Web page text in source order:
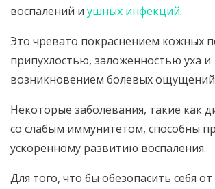
воспалений и ушных инфекций.
Это чревато покраснением кожных
припухлостью, заложенностью уха и
возникновением болевых
Некоторые заболевания, такие как
со слабым иммунитетом, способны
ускоренному развитию воспаления.
Для того, что бы обезопасить себя